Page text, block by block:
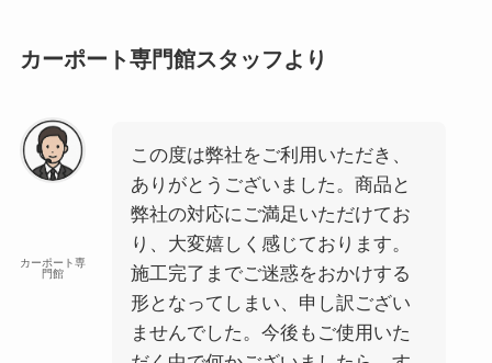
カーポート専門館スタッフより
カーポート専
門館
この度は弊社をご利用いただき、
ありがとうございました。商品と
弊社の対応にご満足いただけてお
り、大変嬉しく感じております。
施工完了までご迷惑をおかけする
形となってしまい、申し訳ござい
ませんでした。今後もご使用いた